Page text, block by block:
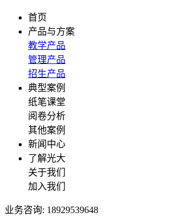
首页
产品与方案
教学产品
管理产品
招生产品
典型案例
纸笔课堂
阅卷分析
其他案例
新闻中心
了解光大
关于我们
加入我们
业务咨询: 18929539648